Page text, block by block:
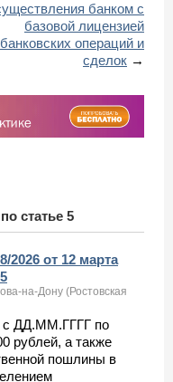
банком с
базовой лицензией
банковских операций и
сделок →
статье 5
2026 от 12 марта
на-Дону (Ростовская
с ДД.ММ.ГГГГ по
рублей, а также
пошлины в